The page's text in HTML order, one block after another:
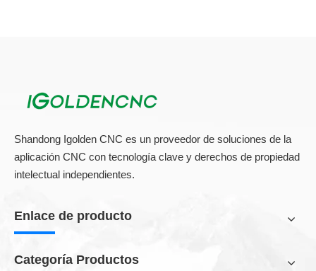
máquina CNC Máquina de enrutador cnc atc de 5 ejes
Todos los productos
Shandong Igolden CNC es un proveedor de soluciones de la
aplicación CNC con tecnología clave y derechos de propiedad
intelectual independientes.
Enlace de producto
Categoría Productos